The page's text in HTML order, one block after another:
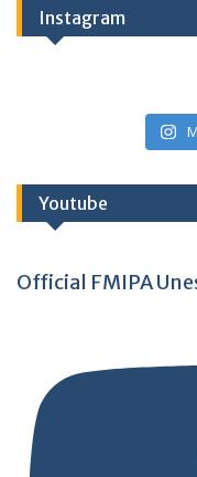
Instagram
Youtube
Official FMIPA